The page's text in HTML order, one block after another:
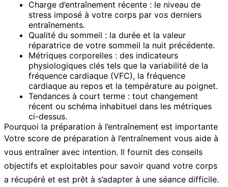
Charge d’entraînement récente : le niveau de
stress imposé à votre corps par vos derniers
entraînements.
Qualité du sommeil : la durée et la valeur
réparatrice de votre sommeil la nuit précédente.
Métriques corporelles : des indicateurs
physiologiques clés tels que la variabilité de la
fréquence cardiaque (VFC), la fréquence
cardiaque au repos et la température au poignet.
Tendances à court terme : tout changement
récent ou schéma inhabituel dans les métriques
ci-dessus.
Pourquoi la préparation à l’entraînement est importante
Votre score de préparation à l’entraînement vous aide à
vous entraîner avec intention. Il fournit des conseils
objectifs et exploitables pour savoir quand votre corps
a récupéré et est prêt à s’adapter à une séance difficile.